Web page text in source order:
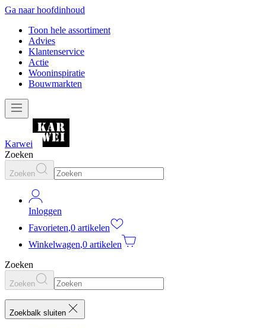
Ga naar hoofdinhoud
Toon hele assortiment
Advies
Klantenservice
Actie
Wooninspiratie
Bouwmarkten
Karwei
Zoeken
Zoeken
Inloggen
Favorieten,0 artikelen
Winkelwagen,0 artikelen
Zoeken
Zoeken
Zoekbalk sluiten